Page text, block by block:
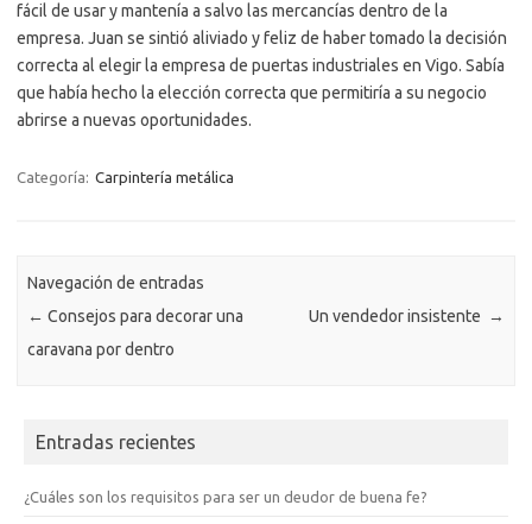
fácil de usar y mantenía a salvo las mercancías dentro de la
empresa. Juan se sintió aliviado y feliz de haber tomado la decisión
correcta al elegir la empresa de puertas industriales en Vigo. Sabía
que había hecho la elección correcta que permitiría a su negocio
abrirse a nuevas oportunidades.
Categoría: Carpintería metálica
Navegación de entradas
← Consejos para decorar una
caravana por dentro
Un vendedor insistente →
Entradas recientes
¿Cuáles son los requisitos para ser un deudor de buena fe?